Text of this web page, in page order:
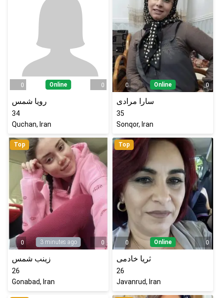
0 Online 0
رویا شمس
34
Quchan, Iran
0 Online 0
سارا مرادی
35
Sonqor, Iran
Top
0 3 minutes ago 0
زینب شمس
26
Gonabad, Iran
Top
0 Online 0
ثریا خادمی
26
Javanrud, Iran